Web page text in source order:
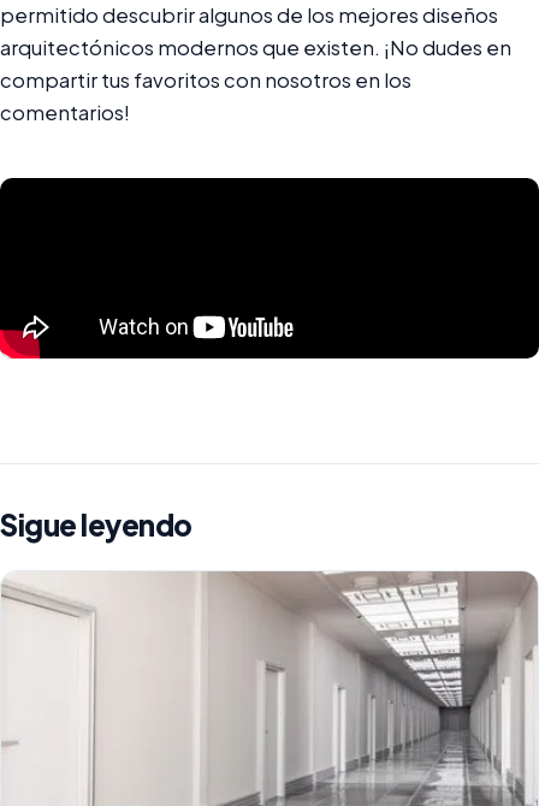
permitido descubrir algunos de los mejores diseños
arquitectónicos modernos que existen. ¡No dudes en
compartir tus favoritos con nosotros en los
comentarios!
Sigue leyendo